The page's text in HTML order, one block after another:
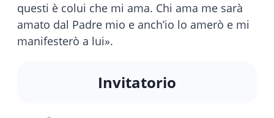
questi è colui che mi ama. Chi ama me sarà
amato dal Padre mio e anch’io lo amerò e mi
manifesterò a lui».
Invitatorio